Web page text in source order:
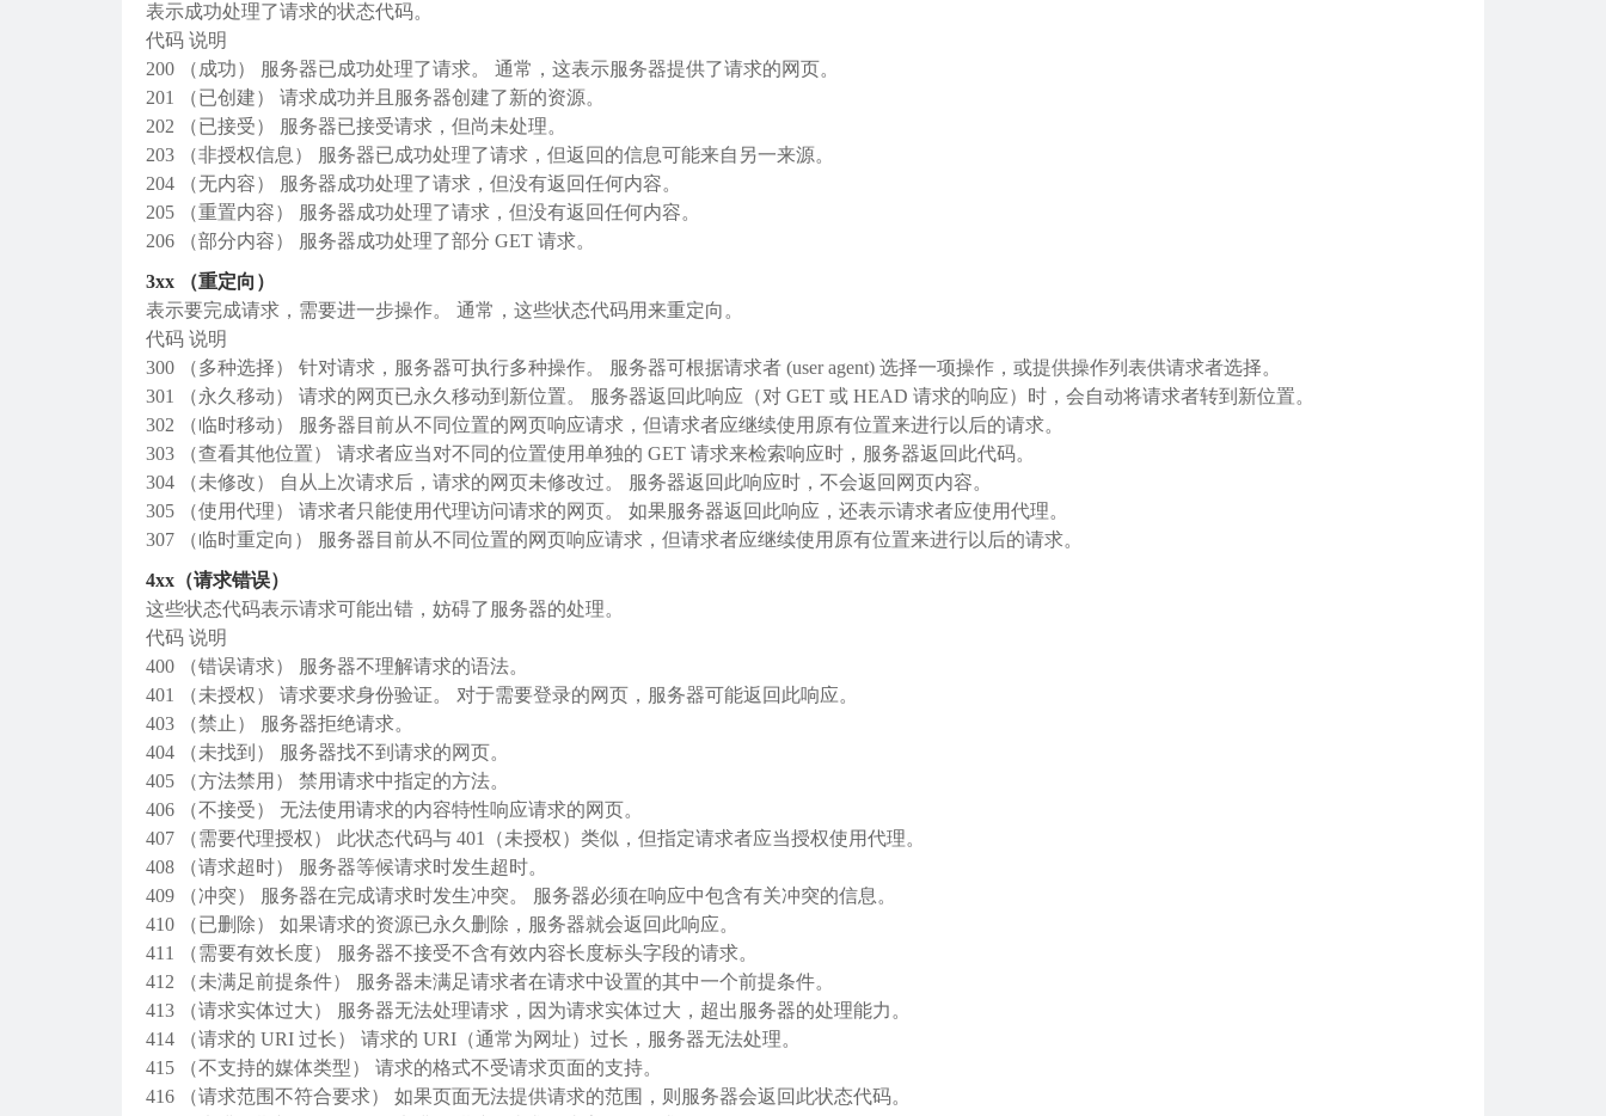
表示成功处理了请求的状态代码。
代码 说明
200 （成功） 服务器已成功处理了请求。 通常，这表示服务器提供了请求的网页。
201 （已创建） 请求成功并且服务器创建了新的资源。
202 （已接受） 服务器已接受请求，但尚未处理。
203 （非授权信息） 服务器已成功处理了请求，但返回的信息可能来自另一来源。
204 （无内容） 服务器成功处理了请求，但没有返回任何内容。
205 （重置内容） 服务器成功处理了请求，但没有返回任何内容。
206 （部分内容） 服务器成功处理了部分 GET 请求。
3xx （重定向）
表示要完成请求，需要进一步操作。 通常，这些状态代码用来重定向。
代码 说明
300 （多种选择） 针对请求，服务器可执行多种操作。 服务器可根据请求者 (user agent) 选择一项操作，或提供操作列表供请求者选择。
301 （永久移动） 请求的网页已永久移动到新位置。 服务器返回此响应（对 GET 或 HEAD 请求的响应）时，会自动将请求者转到新位置。
302 （临时移动） 服务器目前从不同位置的网页响应请求，但请求者应继续使用原有位置来进行以后的请求。
303 （查看其他位置） 请求者应当对不同的位置使用单独的 GET 请求来检索响应时，服务器返回此代码。
304 （未修改） 自从上次请求后，请求的网页未修改过。 服务器返回此响应时，不会返回网页内容。
305 （使用代理） 请求者只能使用代理访问请求的网页。 如果服务器返回此响应，还表示请求者应使用代理。
307 （临时重定向） 服务器目前从不同位置的网页响应请求，但请求者应继续使用原有位置来进行以后的请求。
4xx（请求错误）
这些状态代码表示请求可能出错，妨碍了服务器的处理。
代码 说明
400 （错误请求） 服务器不理解请求的语法。
401 （未授权） 请求要求身份验证。 对于需要登录的网页，服务器可能返回此响应。
403 （禁止） 服务器拒绝请求。
404 （未找到） 服务器找不到请求的网页。
405 （方法禁用） 禁用请求中指定的方法。
406 （不接受） 无法使用请求的内容特性响应请求的网页。
407 （需要代理授权） 此状态代码与 401（未授权）类似，但指定请求者应当授权使用代理。
408 （请求超时） 服务器等候请求时发生超时。
409 （冲突） 服务器在完成请求时发生冲突。 服务器必须在响应中包含有关冲突的信息。
410 （已删除） 如果请求的资源已永久删除，服务器就会返回此响应。
411 （需要有效长度） 服务器不接受不含有效内容长度标头字段的请求。
412 （未满足前提条件） 服务器未满足请求者在请求中设置的其中一个前提条件。
413 （请求实体过大） 服务器无法处理请求，因为请求实体过大，超出服务器的处理能力。
414 （请求的 URI 过长） 请求的 URI（通常为网址）过长，服务器无法处理。
415 （不支持的媒体类型） 请求的格式不受请求页面的支持。
416 （请求范围不符合要求） 如果页面无法提供请求的范围，则服务器会返回此状态代码。